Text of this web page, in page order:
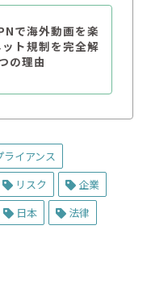
で海外動画を楽
ット規制を完全解
の理由
ライアンス
リスク
企業
日本
法律